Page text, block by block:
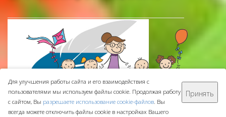
МБДОУ ДС "Ручеек" © 2016-2026
Сделано с ❤ вООО "Проводник"
Для улучшения работы сайта и его взаимодействия с
пользователями мы используем файлы cookie. Продолжая работу
с сайтом, Вы разрешаете использование cookie-файлов. Вы
всегда можете отключить файлы cookie в настройках Вашего
Принять